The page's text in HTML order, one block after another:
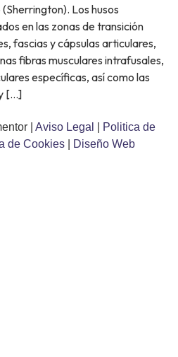
Los husos
en las zonas de transición
fascias y cápsulas articulares,
fibras musculares intrafusales,
específicas, así como las
[…]
| Aviso Legal
Politica de
de Cookies Diseño Web